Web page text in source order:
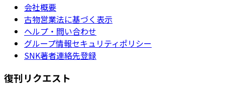
会社概要
古物営業法に基づく表示
ヘルプ・問い合わせ
グループ情報セキュリティポリシー
SNK著者連絡先登録
復刊リクエスト